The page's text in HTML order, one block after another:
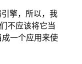
擎，所以，我
不应该将它当
一个应用来使